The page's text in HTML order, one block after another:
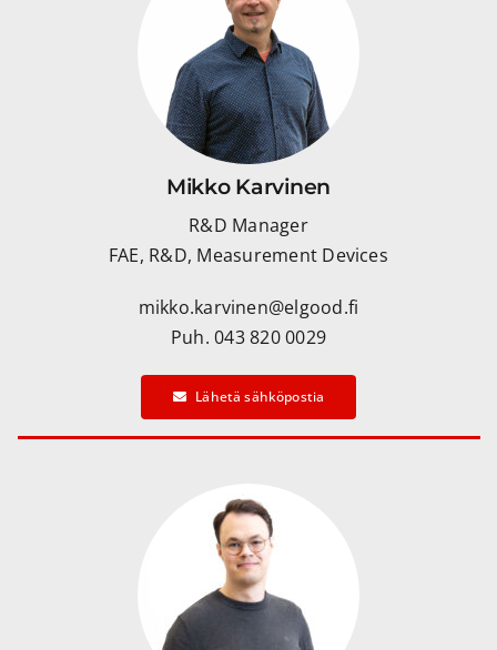
Mikko Karvinen
R&D Manager
FAE, R&D, Measurement Devices
mikko.karvinen@elgood.fi
Puh. 043 820 0029
Lähetä sähköpostia